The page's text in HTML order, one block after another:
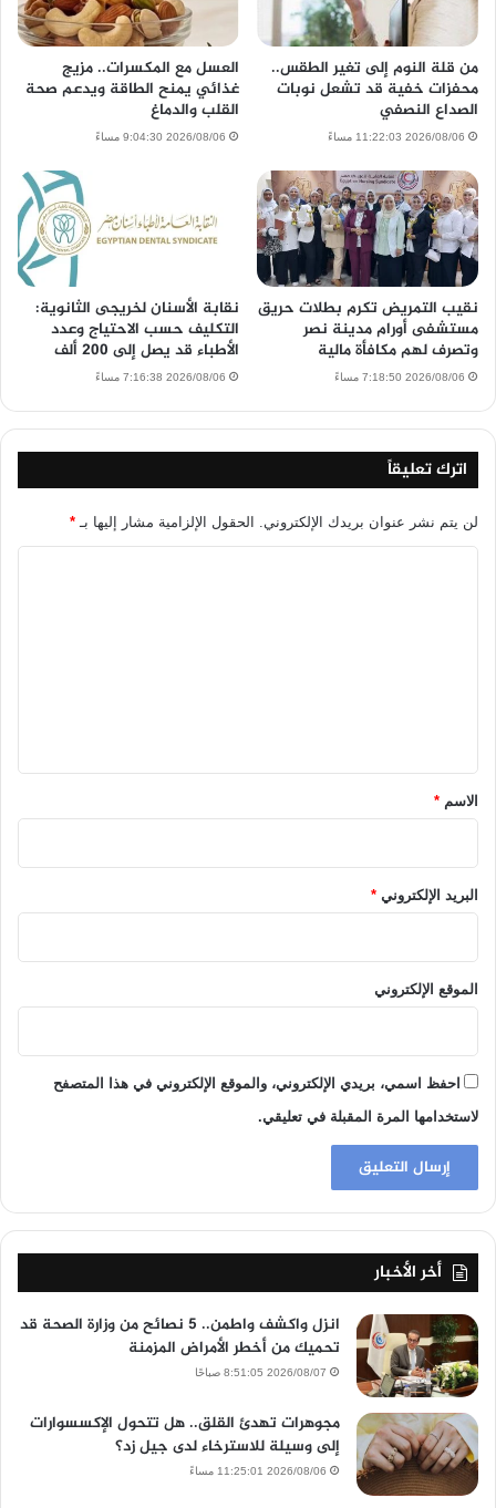
من قلة النوم إلى تغير الطقس..
محفزات خفية قد تشعل نوبات
الصداع النصفي
2026/08/06 11:22:03 مساءً
العسل مع المكسرات.. مزيج
غذائي يمنح الطاقة ويدعم صحة
القلب والدماغ
2026/08/06 9:04:30 مساءً
نقيب التمريض تكرم بطلات حريق
مستشفى أورام مدينة نصر
وتصرف لهم مكافأة مالية
2026/08/06 7:18:50 مساءً
نقابة الأسنان لخريجى الثانوية:
التكليف حسب الاحتياج وعدد
الأطباء قد يصل إلى 200 ألف
2026/08/06 7:16:38 مساءً
اترك تعليقاً
لن يتم نشر عنوان بريدك الإلكتروني. الحقول الإلزامية مشار إليها بـ *
*الاسم *
البريد الإلكتروني *
الموقع الإلكتروني
احفظ اسمي، بريدي الإلكتروني، والموقع الإلكتروني في هذا المتصفح
لاستخدامها المرة المقبلة في تعليقي.
أخر الأخبار
انزل واكشف واطمن.. 5 نصائح من وزارة الصحة قد
تحميك من أخطر الأمراض المزمنة
2026/08/07 8:51:05 صباحًا
مجوهرات تهدئ القلق.. هل تتحول الإكسسوارات
إلى وسيلة للاسترخاء لدى جيل زد؟
2026/08/06 11:25:01 مساءً